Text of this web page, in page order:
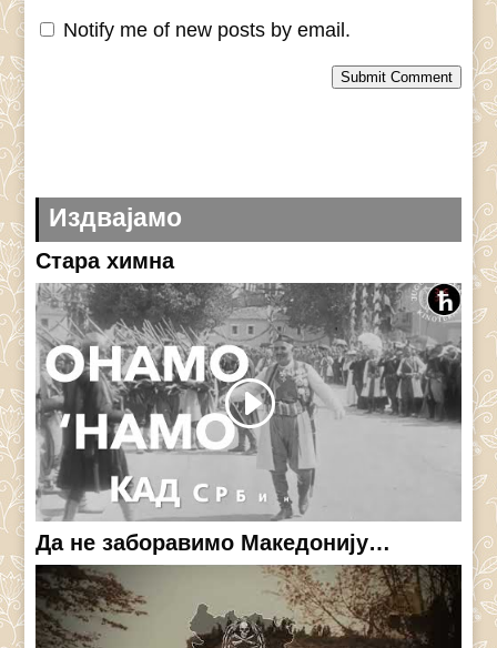
Notify me of new posts by email.
Submit Comment
Издвајамо
Стара химна
Да не заборавимо Македонију…